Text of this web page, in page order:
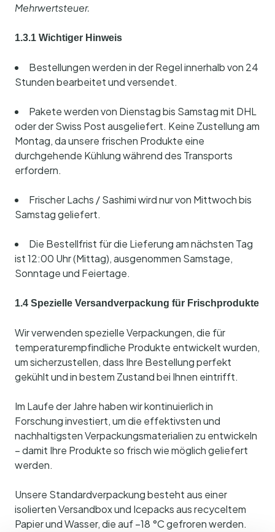
Mehrwertsteuer.
1.3.1 Wichtiger Hinweis
Bestellungen werden in der Regel innerhalb von 24
Stunden bearbeitet und versendet.
Pakete werden von Dienstag bis Samstag mit DHL
oder der Swiss Post ausgeliefert. Keine Zustellung am
Montag, da unsere frischen Produkte eine
durchgehende Kühlung während des Transports
erfordern.
Frischer Lachs / Sashimi wird nur von Mittwoch bis
Samstag geliefert.
Die Bestellfrist für die Lieferung am nächsten Tag
ist 12:00 Uhr (Mittag), ausgenommen Samstage,
Sonntage und Feiertage.
1.4 Spezielle Versandverpackung für Frischprodukte
Wir verwenden spezielle Verpackungen, die für
temperaturempfindliche Produkte entwickelt wurden,
um sicherzustellen, dass Ihre Bestellung perfekt
gekühlt und in bestem Zustand bei Ihnen eintrifft.
Im Laufe der Jahre haben wir kontinuierlich in
Forschung investiert, um die effektivsten und
nachhaltigsten Verpackungsmaterialien zu entwickeln
– damit Ihre Produkte so frisch wie möglich geliefert
werden.
Unsere Standardverpackung besteht aus einer
isolierten Versandbox und Icepacks aus recyceltem
Papier und Wasser, die auf –18 °C gefroren werden.